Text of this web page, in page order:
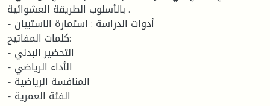
بالأسلوب الطريقة العشوائية .
- أدوات الدراسة : استمارة الاستبيان
كلمات المفاتيح:
- التحضير البدني
- الأداء الرياضي
- المنافسة الرياضية
- الفئة العمرية